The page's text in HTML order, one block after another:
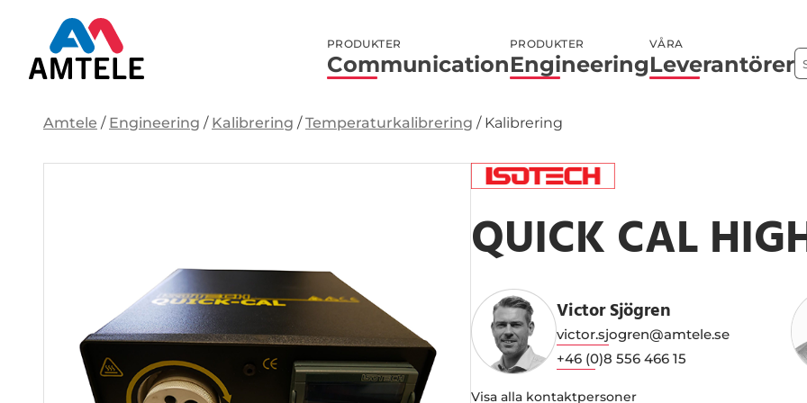
PRODUKTER
Communication
PRODUKTER
Engineering
VÅRA
Leverantörer
Amtele / Engineering / Kalibrering /Temperaturkalibrering / Kalibrering
QUICK CAL
Victor Sjögren
victor.sjogren@amtele.se
+46 (0)8 556 466 15
Visa alla kontaktpersoner